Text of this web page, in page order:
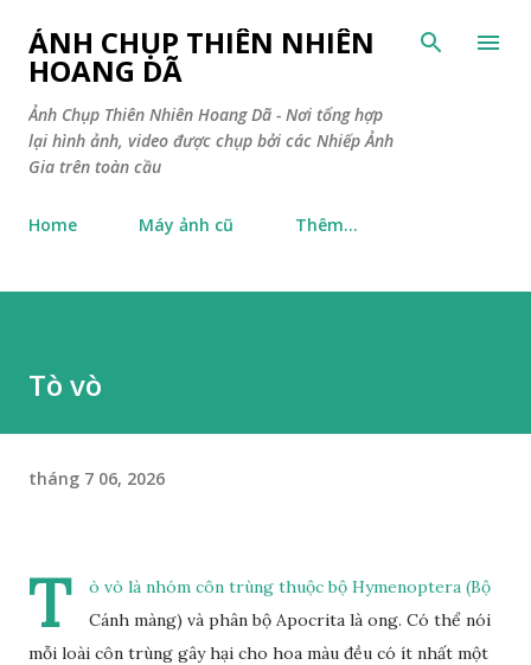
Chuyển đến nội dung chính
ẢNH CHỤP THIÊN NHIÊN
HOANG DÃ
Ảnh Chụp Thiên Nhiên Hoang Dã - Nơi tổng hợp
lại hình ảnh, video được chụp bởi các Nhiếp Ảnh
Gia trên toàn cầu
Home Máy ảnh cũ Thêm…
Tò vò
tháng 7 06, 2026
T
ò vò là nhóm côn trùng thuộc bộ Hymenoptera (Bộ
Cánh màng) và phân bộ Apocrita là ong. Có thể nói
mỗi loài côn trùng gây hại cho hoa màu đều có ít nhất một